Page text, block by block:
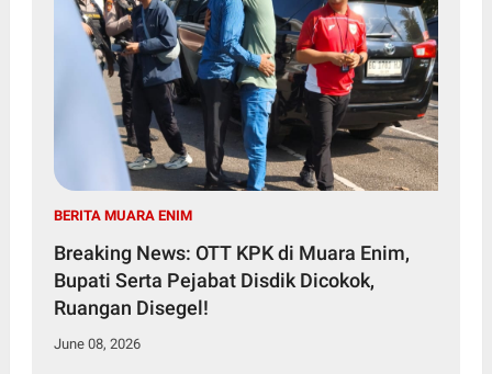
BERITA MUARA ENIM
Breaking News: OTT KPK di Muara Enim,
Bupati Serta Pejabat Disdik Dicokok,
Ruangan Disegel!
June 08, 2026